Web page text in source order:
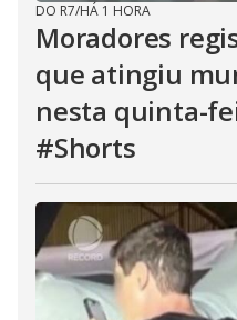
DO R7/HÁ 1 HORA
Moradores
que atingiu
nesta quinta-
#Shorts